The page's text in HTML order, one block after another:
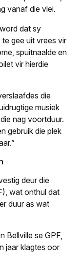
vanaf die vlei.
dat sy
gee uit vrees vir
spuitnaalde en
vir hierdie
die
musiek
nag voortduur.
gebruik die plek
deur die
wat onthul dat
duur as wat
Bellville se GPF,
jaar klagtes oor